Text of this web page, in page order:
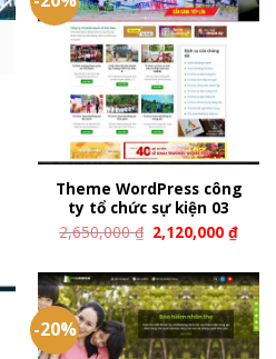
Theme WordPress công
ty tổ chức sự kiện 03
2,650,000₫ 2,120,000₫
-20%